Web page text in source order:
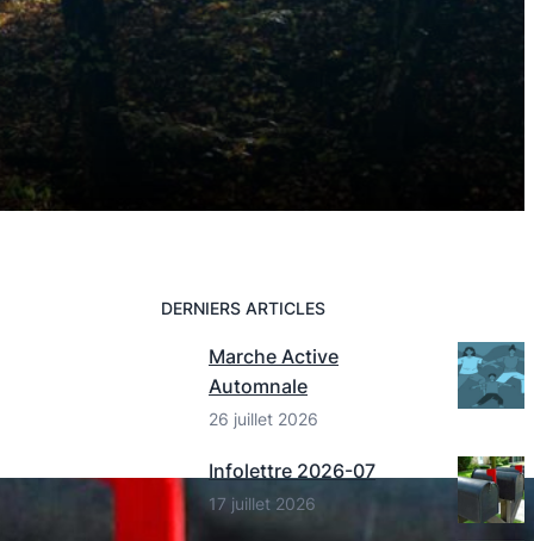
DERNIERS ARTICLES
Marche Active
Automnale
26 juillet 2026
Infolettre 2026-07
17 juillet 2026